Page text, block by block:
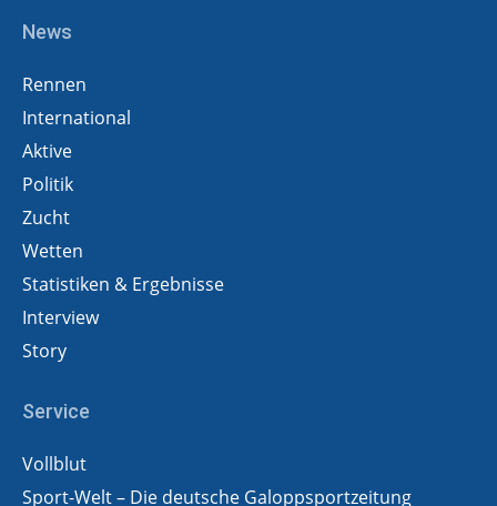
News
Rennen
International
Aktive
Politik
Zucht
Wetten
Statistiken & Ergebnisse
Interview
Story
Service
Vollblut
Sport-Welt – Die deutsche Galoppsportzeitung